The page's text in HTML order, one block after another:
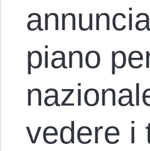
piano
vedere i